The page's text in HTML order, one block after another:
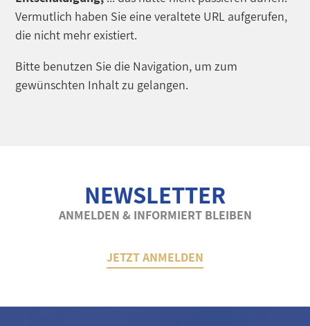
Vermutlich haben Sie eine veraltete URL aufgerufen,
die nicht mehr existiert.
Bitte benutzen Sie die Navigation, um zum
gewünschten Inhalt zu gelangen.
NEWSLETTER
ANMELDEN & INFORMIERT BLEIBEN
JETZT ANMELDEN